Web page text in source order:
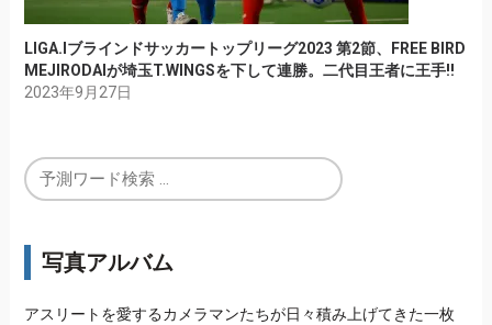
LIGA.Iブラインドサッカートップリーグ2023 第2節、FREE BIRD
MEJIRODAIが埼玉T.WINGSを下して連勝。二代目王者に王手!!
2023年9月27日
写真アルバム
アスリートを愛するカメラマンたちが日々積み上げてきた一枚